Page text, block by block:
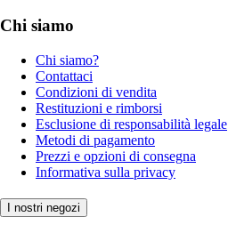
Chi siamo
Chi siamo?
Contattaci
Condizioni di vendita
Restituzioni e rimborsi
Esclusione di responsabilità legale
Metodi di pagamento
Prezzi e opzioni di consegna
Informativa sulla privacy
I nostri negozi